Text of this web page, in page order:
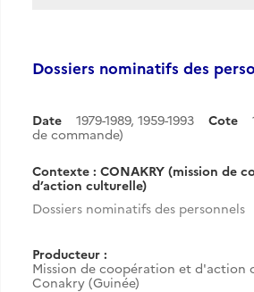
Dossiers nominatifs des
Date 1979-1989, 1959-1993 Cote
de commande)
Contexte : CONAKRY (mission de
d’action culturelle)
Dossiers nominatifs des personnels
Producteur :
Mission de coopération et d'action
Conakry (Guinée)